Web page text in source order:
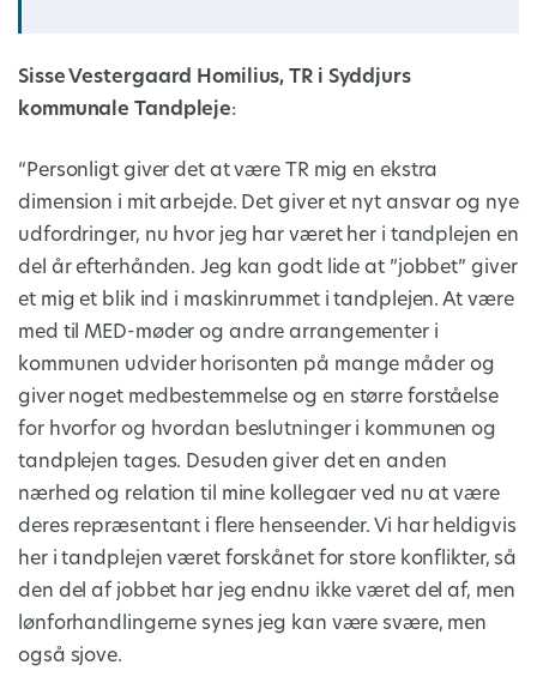
Sisse Vestergaard Homilius, TR i Syddjurs
kommunale Tandpleje:
“Personligt giver det at være TR mig en ekstra
dimension i mit arbejde. Det giver et nyt ansvar og nye
udfordringer, nu hvor jeg har været her i tandplejen en
del år efterhånden. Jeg kan godt lide at ”jobbet” giver
et mig et blik ind i maskinrummet i tandplejen. At være
med til MED-møder og andre arrangementer i
kommunen udvider horisonten på mange måder og
giver noget medbestemmelse og en større forståelse
for hvorfor og hvordan beslutninger i kommunen og
tandplejen tages. Desuden giver det en anden
nærhed og relation til mine kollegaer ved nu at være
deres repræsentant i flere henseender. Vi har heldigvis
her i tandplejen været forskånet for store konflikter, så
den del af jobbet har jeg endnu ikke været del af, men
lønforhandlingerne synes jeg kan være svære, men
også sjove.